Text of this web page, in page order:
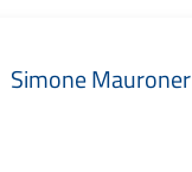
Simone Mauroner